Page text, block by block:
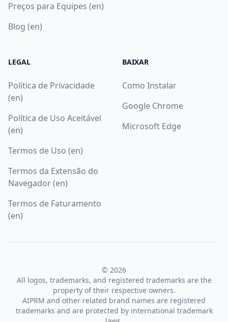
Preços para Equipes (en)
Blog (en)
LEGAL
Política de Privacidade
(en)
Política de Uso Aceitável
(en)
Termos de Uso (en)
Termos da Extensão do
Navegador (en)
Termos de Faturamento
(en)
BAIXAR
Como Instalar
Google Chrome
Microsoft Edge
© 2026
All logos, trademarks, and registered trademarks are the
property of their respective owners.
AIPRM and other related brand names are registered
trademarks and are protected by international trademark